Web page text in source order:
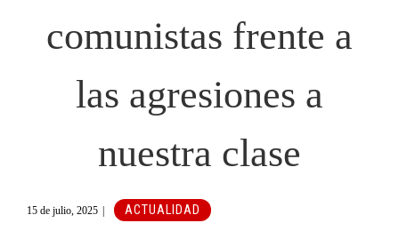
comunistas frente a
las agresiones a
nuestra clase
15 de julio, 2025 ACTUALIDAD